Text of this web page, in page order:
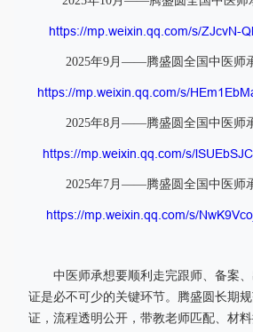
https://mp.weixin.qq.com/s/ZJcvN-
2025年9月——腾盛圆全国中医师
https://mp.weixin.qq.com/s/
2025年8月——腾盛圆全国中医师
https://mp.weixin.qq.com/s/
2025年7月——腾盛圆全国中医师
https://mp.weixin.qq.com/s/
中医师承想要顺利走完跟师、备案
证是必不可少的关键环节。腾盛圆长期
证，流程透明公开，带教老师匹配、材